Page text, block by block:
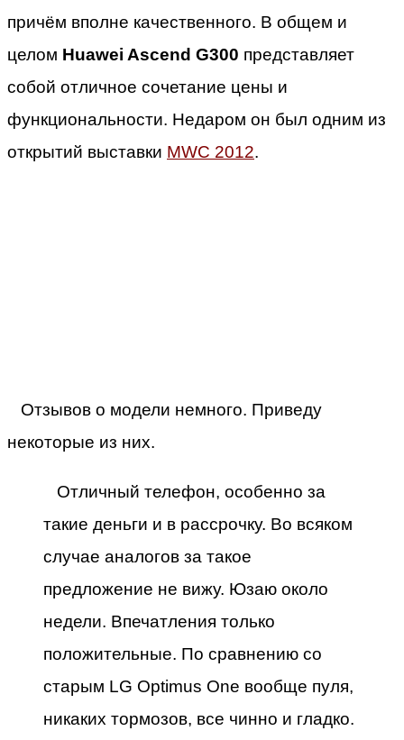
причём вполне качественного. В общем и
целом Huawei Ascend G300 представляет
собой отличное сочетание цены и
функциональности. Недаром он был одним из
открытий выставки MWC 2012.
Отзывов о модели немного. Приведу
некоторые из них.
Отличный телефон, особенно за
такие деньги и в рассрочку. Во всяком
случае аналогов за такое
предложение не вижу. Юзаю около
недели. Впечатления только
положительные. По сравнению со
старым LG Optimus One вообще пуля,
никаких тормозов, все чинно и гладко.